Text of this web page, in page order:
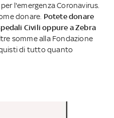
l'emergenza Coronavirus.
donare. Potete donare
Civili oppure a Zebra
somme alla Fondazione
di tutto quanto